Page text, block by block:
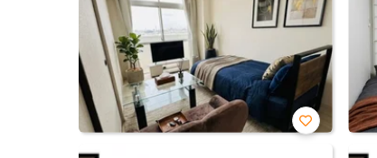
お気